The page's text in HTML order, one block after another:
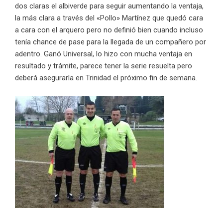
dos claras el albiverde para seguir aumentando la ventaja,
la más clara a través del «Pollo» Martínez que quedó cara
a cara con el arquero pero no definió bien cuando incluso
tenía chance de pase para la llegada de un compañero por
adentro. Ganó Universal, lo hizo con mucha ventaja en
resultado y trámite, parece tener la serie resuelta pero
deberá asegurarla en Trinidad el próximo fin de semana.